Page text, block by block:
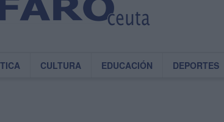
CULTURA EDUCACIÓN DEPORTES